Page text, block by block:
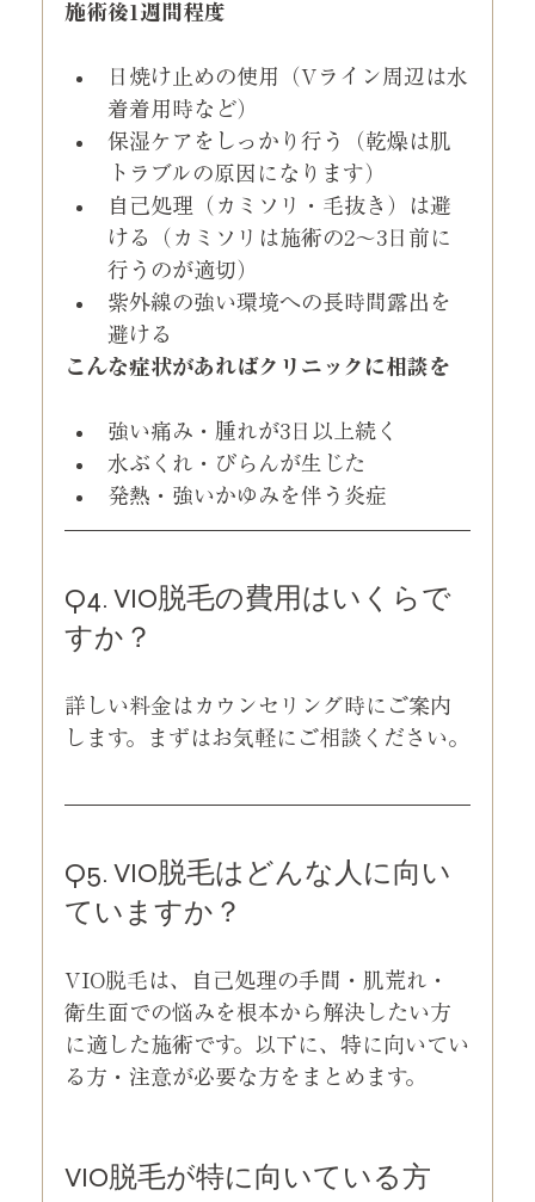
施術後1週間程度
日焼け止めの使用（Vライン周辺は水
着着用時など）
保湿ケアをしっかり行う（乾燥は肌
トラブルの原因になります）
自己処理（カミソリ・毛抜き）は避
ける（カミソリは施術の2〜3日前に
行うのが適切）
紫外線の強い環境への長時間露出を
避ける
こんな症状があればクリニックに相談を
強い痛み・腫れが3日以上続く
水ぶくれ・びらんが生じた
発熱・強いかゆみを伴う炎症
Q4. VIO脱毛の費用はいくらで
すか？
詳しい料金はカウンセリング時にご案内
します。まずはお気軽にご相談ください。
Q5. VIO脱毛はどんな人に向い
ていますか？
VIO脱毛は、自己処理の手間・肌荒れ・
衛生面での悩みを根本から解決したい方
に適した施術です。以下に、特に向いてい
る方・注意が必要な方をまとめます。
VIO脱毛が特に向いている方